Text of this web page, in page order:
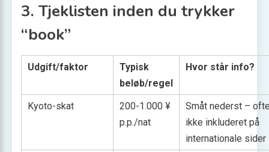
3. Tjeklisten inden du trykker
“book”
Udgift/faktor
Typisk
beløb/regel
Hvor står info?
Kyoto-skat
200-1.000 ¥
p.p./nat
Småt nederst –
ikke inkluderet på
internationale sider